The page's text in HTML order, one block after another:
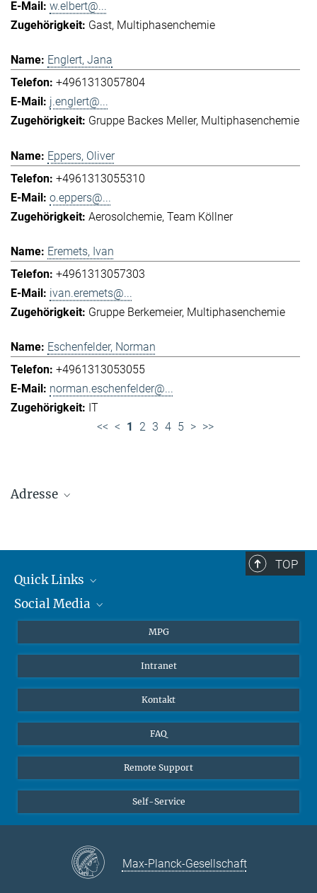
w.elbert@...
Gast Multiphasenchemie
Englert, Jana
+4961313057804
j.englert@...
Gruppe Backes Meller Multiphasenchemie
Eppers, Oliver
+4961313055310
o.eppers@...
Aerosolchemie Team Köllner
Eremets, Ivan
+4961313057303
ivan.eremets@...
Gruppe Berkemeier Multiphasenchemie
Eschenfelder, Norman
+4961313053055
norman.eschenfelder@...
IT
<< < 1 2 3 4 5 > >>
Adresse
+49 6131 305-1309
Hahn-Meitner-Weg 1, 55128 Mainz
TOP
Quick Links
Journalisten
Alumni
Social Media
Facebook
Instagram
YouTube
MPG
Intranet
Kontakt
FAQ
Remote Support
Self-Service
Max-Planck-Gesellschaft